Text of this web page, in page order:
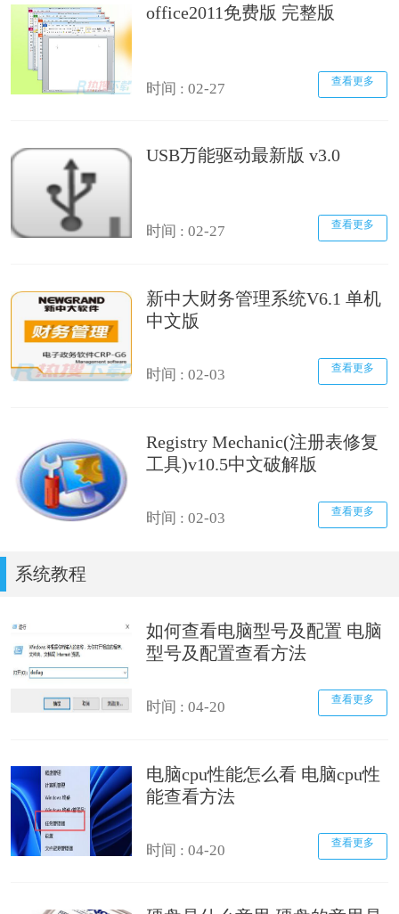
office2011免费版 完整版
时间 : 02-27 查看更多
USB万能驱动最新版 v3.0
时间 : 02-27 查看更多
新中大财务管理系统V6.1 单机
中文版
时间 : 02-03 查看更多
Registry Mechanic(注册表修复
工具)v10.5中文破解版
时间 : 02-03 查看更多
系统教程
如何查看电脑型号及配置 电脑
型号及配置查看方法
时间 : 04-20 查看更多
电脑cpu性能怎么看 电脑cpu性
能查看方法
时间 : 04-20 查看更多